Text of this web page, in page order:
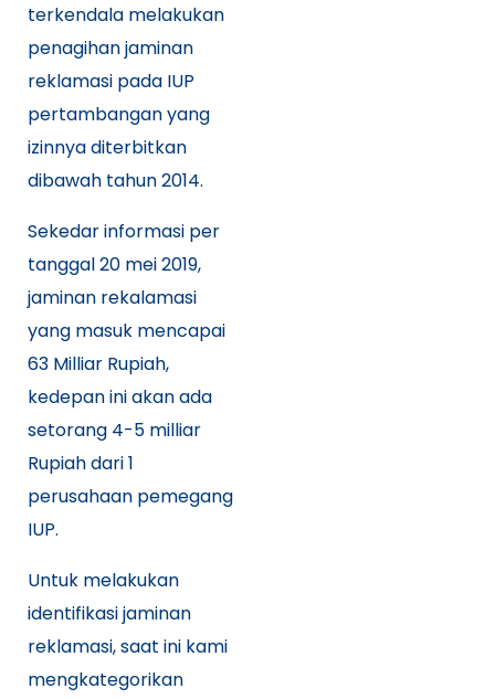
terkendala melakukan
penagihan jaminan
reklamasi pada IUP
pertambangan yang
izinnya diterbitkan
dibawah tahun 2014.
Sekedar informasi per
tanggal 20 mei 2019,
jaminan rekalamasi
yang masuk mencapai
63 Milliar Rupiah,
kedepan ini akan ada
setorang 4-5 milliar
Rupiah dari 1
perusahaan pemegang
IUP.
Untuk melakukan
identifikasi jaminan
reklamasi, saat ini kami
mengkategorikan